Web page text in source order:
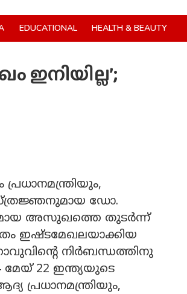
EDUCATIONAL HEALTH & BEAUTY
ഇനിയില്ല’;
ഡോ.
അസുഖത്തെ തുടര്‍ന്ന്
ഇഷ്ടമേഖലയാക്കിയ
നിര്‍ബന്ധത്തിനു
മേയ് 22 ഇന്ത്യയുടെ
പ്രധാനമന്ത്രിയും,